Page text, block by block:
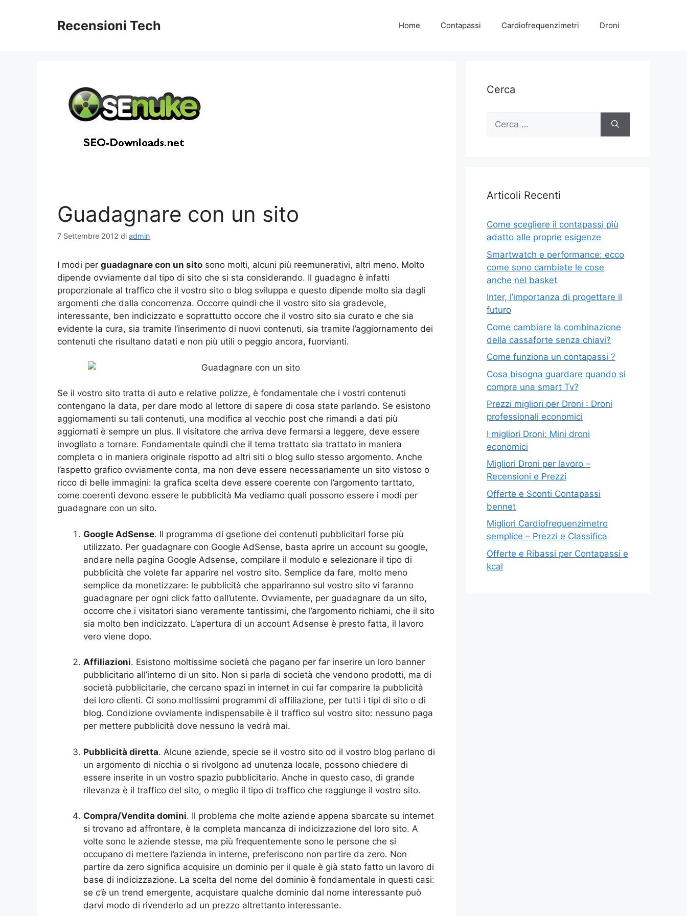
Recensioni Tech Home Contapassi Cardiofrequenzimetri Droni
Guadagnare con un sito
7 Settembre 2012 di admin
I modi per guadagnare con un sito sono molti, alcuni più reemunerativi, altri meno. Molto
dipende ovviamente dal tipo di sito che si sta considerando. Il guadagno è infatti
proporzionale al traffico che il vostro sito o blog sviluppa e questo dipende molto sia dagli
argomenti che dalla concorrenza. Occorre quindi che il vostro sito sia gradevole,
interessante, ben indicizzato e soprattutto occore che il vostro sito sia curato e che sia
evidente la cura, sia tramite l’inserimento di nuovi contenuti, sia tramite l’aggiornamento dei
contenuti che risultano datati e non più utili o peggio ancora, fuorvianti.
Se il vostro sito tratta di auto e relative polizze, è fondamentale che i vostri contenuti
contengano la data, per dare modo al lettore di sapere di cosa state parlando. Se esistono
aggiornamenti su tali contenuti, una modifica al vecchio post che rimandi a dati più
aggiornati è sempre un plus. Il visitatore che arriva deve fermarsi a leggere, deve essere
invogliato a tornare. Fondamentale quindi che il tema trattato sia trattato in maniera
completa o in maniera originale rispotto ad altri siti o blog sullo stesso argomento. Anche
l’aspetto grafico ovviamente conta, ma non deve essere necessariamente un sito vistoso o
ricco di belle immagini: la grafica scelta deve essere coerente con l’argomento tarttato,
come coerenti devono essere le pubblicità Ma vediamo quali possono essere i modi per
guadagnare con un sito.
Google AdSense. Il programma di gsetione dei contenuti pubblicitari forse più
utilizzato. Per guadagnare con Google AdSense, basta aprire un account su google,
andare nella pagina Google Adsense, compilare il modulo e selezionare il tipo di
pubblicità che volete far apparire nel vostro sito. Semplice da fare, molto meno
semplice da monetizzare: le pubblicità che appariranno sul vostro sito vi faranno
guadagnare per ogni click fatto dall’utente. Ovviamente, per guadagnare da un sito,
occorre che i visitatori siano veramente tantissimi, che l’argomento richiami, che il sito
sia molto ben indicizzato. L’apertura di un account Adsense è presto fatta, il lavoro
vero viene dopo.
Affiliazioni. Esistono moltissime società che pagano per far inserire un loro banner
pubblicitario all’interno di un sito. Non si parla di società che vendono prodotti, ma di
società pubblicitarie, che cercano spazi in internet in cui far comparire la pubblicità
dei loro clienti. Ci sono moltissimi programmi di affiliazione, per tutti i tipi di sito o di
blog. Condizione ovviamente indispensabile è il traffico sul vostro sito: nessuno paga
per mettere pubblicità dove nessuno la vedrà mai.
Pubblicità diretta. Alcune aziende, specie se il vostro sito od il vostro blog parlano di
un argomento di nicchia o si rivolgono ad unutenza locale, possono chiedere di
essere inserite in un vostro spazio pubblicitario. Anche in questo caso, di grande
rilevanza è il traffico del sito, o meglio il tipo di traffico che raggiunge il vostro sito.
Compra/Vendita domini. Il problema che molte aziende appena sbarcate su internet
si trovano ad affrontare, è la completa mancanza di indicizzazione del loro sito. A
volte sono le aziende stesse, ma più frequentemente sono le persone che si
occupano di mettere l’azienda in interne, preferiscono non partire da zero. Non
partire da zero significa acquisire un dominio per il quale è già stato fatto un lavoro di
base di indicizzazione. La scelta del nome del dominio è fondamentale in questi casi:
se c’è un trend emergente, acquistare qualche dominio dal nome interessante può
darvi modo di rivenderlo ad un prezzo altrettanto interessante.
Cerca
Ricerca
Articoli Recenti
Come scegliere il contapassi più
adatto alle proprie esigenze
Smartwatch e performance: ecco
come sono cambiate le cose
anche nel basket
Inter, l’importanza di progettare il
futuro
Come cambiare la combinazione
della cassaforte senza chiavi?
Come funziona un contapassi ?
Cosa bisogna guardare quando si
compra una smart Tv?
Prezzi migliori per Droni : Droni
professionali economici
I migliori Droni: Mini droni
economici
Migliori Droni per lavoro –
Recensioni e Prezzi
Offerte e Sconti Contapassi
bennet
Migliori Cardiofrequenzimetro
semplice – Prezzi e Classifica
Offerte e Ribassi per Contapassi e
kcal